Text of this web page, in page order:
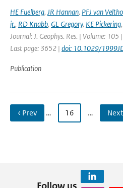
HE Fuelberg, JR Hannan, PFJ van
jr., RD Knabb, GL Gregory, KE Pickering,
Journal: J. Geophys. Res. | Volume:
Last page: 3652 | doi: 10.1029/
Publication
‹ Prev … 16 …
Follow us